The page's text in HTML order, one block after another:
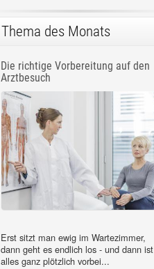
Thema des Monats
Die richtige Vorbereitung auf den
Arztbesuch
Erst sitzt man ewig im Wartezimmer,
dann geht es endlich los - und dann ist
alles ganz plötzlich vorbei...